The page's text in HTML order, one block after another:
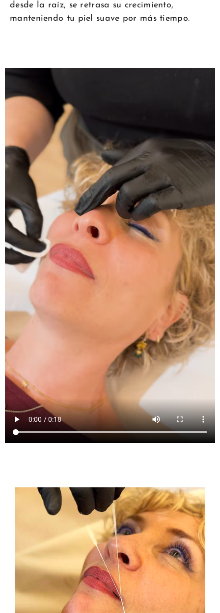
desde la raíz, se retrasa su crecimiento,
manteniendo tu piel suave por más tiempo.